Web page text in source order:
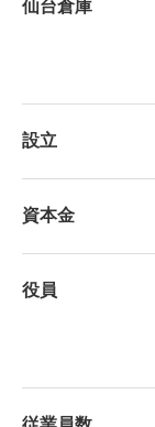
仙台倉庫
設立
資本金
役員